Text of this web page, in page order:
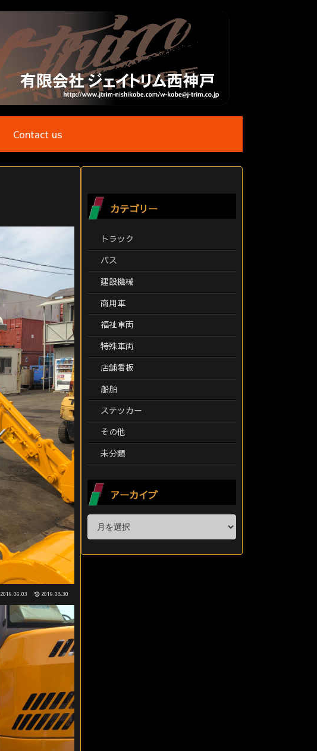
Contact us
2019.06.03 2019.08.30
カテゴリー
トラック
バス
建設機械
商用車
福祉車両
特殊車両
店舗看板
船舶
ステッカー
その他
未分類
アーカイブ